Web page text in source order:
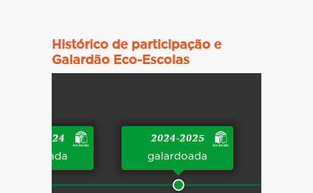
Histórico de participação e
Galardão Eco-Escolas
2023-2024
galardoada
2024-2025
galardoada